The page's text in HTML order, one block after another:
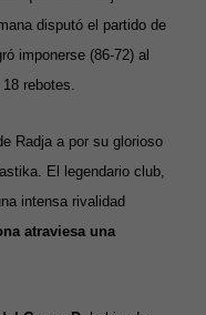
disputó el partido de
imponerse (86-72) al
rebotes.
Radja a por su glorioso
El legendario club,
intensa rivalidad
atraviesa una